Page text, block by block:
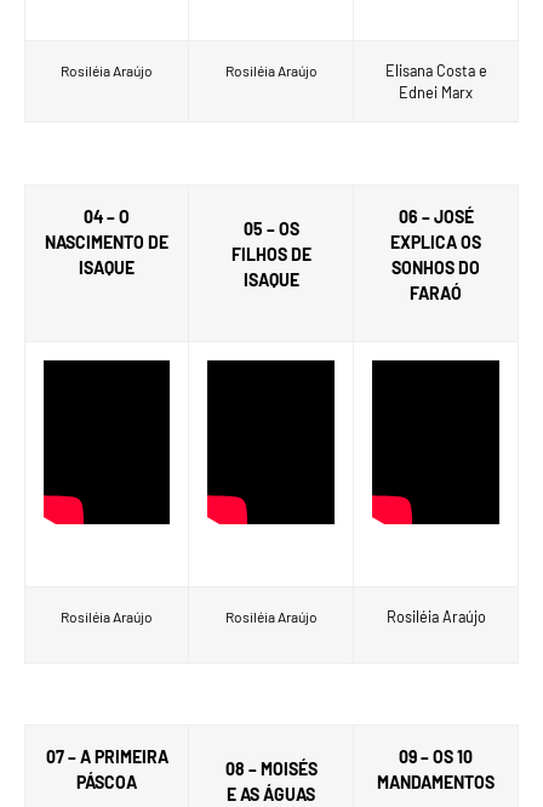
Rosiléia Araújo Rosiléia Araújo
Elisana Costa e
Ednei Marx
04 – O
NASCIMENTO DE
ISAQUE
05 – OS
FILHOS DE
ISAQUE
06 – JOSÉ
EXPLICA OS
SONHOS DO
FARAÓ
Rosiléia Araújo Rosiléia Araújo Rosiléia Araújo
07 – A PRIMEIRA
PÁSCOA
08 – MOISÉS
E AS ÁGUAS
09 – OS 10
MANDAMENTOS